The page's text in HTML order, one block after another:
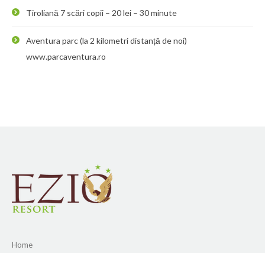
Tiroliană 7 scări copii – 20 lei – 30 minute
Aventura parc (la 2 kilometri distanță de noi)
www.parcaventura.ro
Home